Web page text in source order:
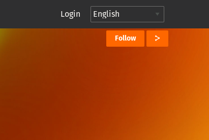
Login
Follow